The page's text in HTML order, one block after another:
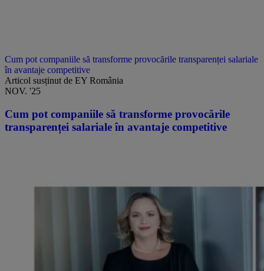
Cum pot companiile să transforme provocările transparenței salariale
în avantaje competitive
Articol susținut de EY România
NOV. '25
Cum pot companiile să transforme provocările
transparenței salariale în avantaje competitive